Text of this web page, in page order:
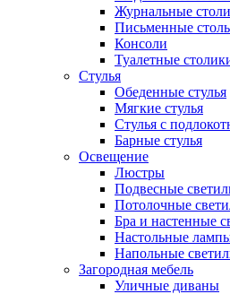
Журнальные
Письменные
Консоли
Туалетные
Стулья
Обеденные стулья
Мягкие стулья
Стулья с
Барные стулья
Освещение
Люстры
Подвесные
Потолочные
Бра и настенные
Настольные
Напольные
Загородная мебель
Уличные диваны